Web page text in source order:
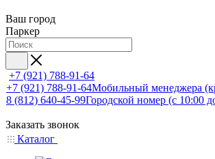
Ваш город
Паркер
+7 (921) 788-91-64
+7 (921) 788-91-64Мобильный менеджера
8 (812) 640-45-99Городской номер (с 10:00
Заказать звонок
Каталог